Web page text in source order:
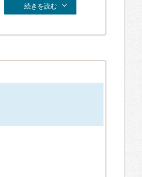
続きを読む